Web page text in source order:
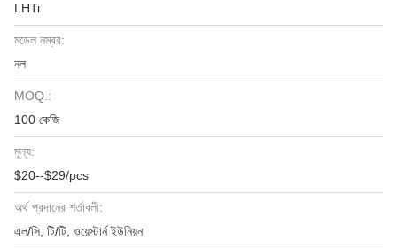
LHTi
মডেল নম্বর:
নল
MOQ.:
100 কেজি
মূল্য:
$20--$29/pcs
অর্থ প্রদানের শর্তাবলী:
এল/সি, টি/টি, ওয়েস্টার্ন ইউনিয়ন